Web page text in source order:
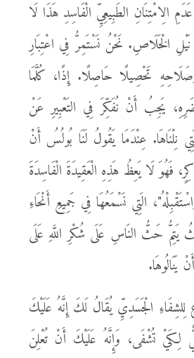
الِامْتِنَانِ الطَبِيعِيِّ الْفَاسِدِ هَذَا لَا
الْخَلَاصِ. نَحْنُ نَسْتَمِرُّ فِي اعْتِبَارِ
تَحْصِيلًا حَاصِلًا. إِذًا، كُلَّمَا
يَجِبُ أَنْ نُفَكِّرَ فِي التَعْبِيرِ عَنْ
نِلْنَاهَا. عِنْدَمَا يَقُولُ لَنَا بُولُسُ أَنْ
فَهُوَ لَا يَعِظُ هَذِهِ الْعَقِيدَةَ الْفَاسِدَةَ
الَتِي نَسْمَعُهَا فِي جَمِيعِ أَنْحَاءِ
يَتِمُّ حَثُّ النَاسِ عَلَى شُكْرِ اللَّهِ عَلَى
يَنَالُوهَا.
الْجَسَدِيِّ يُقَالُ لَكَ إِنَّهُ عَلَيْكَ
تُشْفَى، وَإِنَّهُ عَلَيْكَ أَنْ تُعْلِنَ